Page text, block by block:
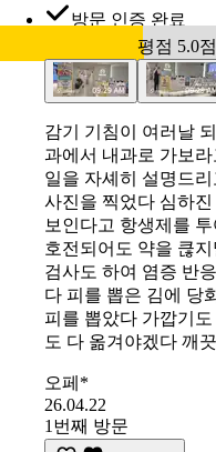
방문 인증 완료
평점 5.0
감기 기침이 여러날
과에서 내과로 가보
일을 자셰히 설명드
사진을 찍었다 심하
보인다고 항생제를
호전되어도 약을 큲
검사도 하여 염증 반
다 피를 뽑은 김에 당
피를 뽑았다 가깝기
도 다 옮겨야겠다 깨
오페*
26.04.22
1번째 방문